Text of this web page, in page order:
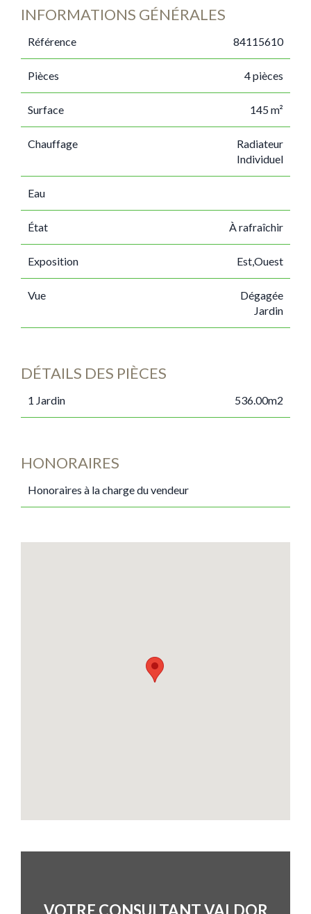
INFORMATIONS GÉNÉRALES
Référence 84115610
Pièces 4 pièces
Surface 145 m²
Chauffage
Radiateur
Individuel
Eau
État À rafraîchir
Exposition Est,Ouest
Vue
Dégagée
Jardin
DÉTAILS DES PIÈCES
1 Jardin 536.00m2
HONORAIRES
Honoraires à la charge du vendeur
VOTRE CONSULTANT VALDOR